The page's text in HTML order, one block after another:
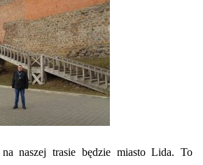
naszej trasie będzie miasto Lida. To